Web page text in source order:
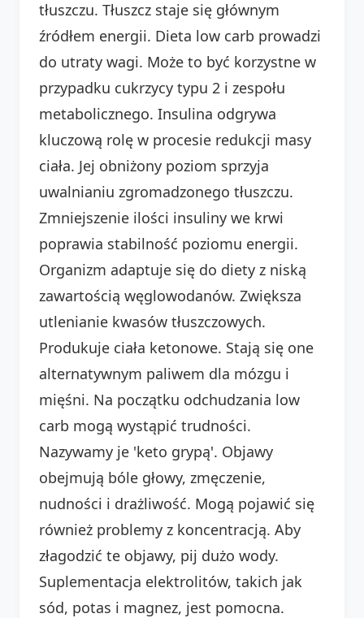
tłuszczu. Tłuszcz staje się głównym
źródłem energii. Dieta low carb prowadzi
do utraty wagi. Może to być korzystne w
przypadku cukrzycy typu 2 i zespołu
metabolicznego. Insulina odgrywa
kluczową rolę w procesie redukcji masy
ciała. Jej obniżony poziom sprzyja
uwalnianiu zgromadzonego tłuszczu.
Zmniejszenie ilości insuliny we krwi
poprawia stabilność poziomu energii.
Organizm adaptuje się do diety z niską
zawartością węglowodanów. Zwiększa
utlenianie kwasów tłuszczowych.
Produkuje ciała ketonowe. Stają się one
alternatywnym paliwem dla mózgu i
mięśni. Na początku odchudzania low
carb mogą wystąpić trudności.
Nazywamy je 'keto grypą'. Objawy
obejmują bóle głowy, zmęczenie,
nudności i drażliwość. Mogą pojawić się
również problemy z koncentracją. Aby
złagodzić te objawy, pij dużo wody.
Suplementacja elektrolitów, takich jak
sód, potas i magnez, jest pomocna.